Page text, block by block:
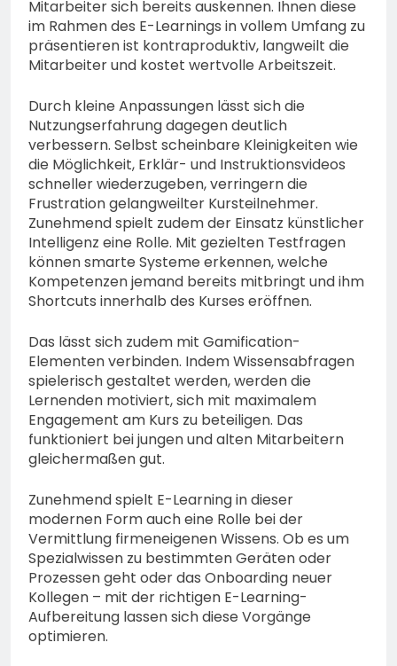
Mitarbeiter sich bereits auskennen. Ihnen diese
im Rahmen des E-Learnings in vollem Umfang zu
präsentieren ist kontraproduktiv, langweilt die
Mitarbeiter und kostet wertvolle Arbeitszeit.
Durch kleine Anpassungen lässt sich die
Nutzungserfahrung dagegen deutlich
verbessern. Selbst scheinbare Kleinigkeiten wie
die Möglichkeit, Erklär- und Instruktionsvideos
schneller wiederzugeben, verringern die
Frustration gelangweilter Kursteilnehmer.
Zunehmend spielt zudem der Einsatz künstlicher
Intelligenz eine Rolle. Mit gezielten Testfragen
können smarte Systeme erkennen, welche
Kompetenzen jemand bereits mitbringt und ihm
Shortcuts innerhalb des Kurses eröffnen.
Das lässt sich zudem mit Gamification-
Elementen verbinden. Indem Wissensabfragen
spielerisch gestaltet werden, werden die
Lernenden motiviert, sich mit maximalem
Engagement am Kurs zu beteiligen. Das
funktioniert bei jungen und alten Mitarbeitern
gleichermaßen gut.
Zunehmend spielt E-Learning in dieser
modernen Form auch eine Rolle bei der
Vermittlung firmeneigenen Wissens. Ob es um
Spezialwissen zu bestimmten Geräten oder
Prozessen geht oder das Onboarding neuer
Kollegen – mit der richtigen E-Learning-
Aufbereitung lassen sich diese Vorgänge
optimieren.